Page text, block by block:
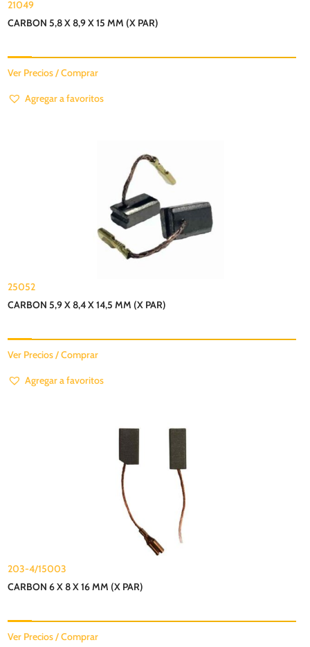
21049
CARBON 5,8 X 8,9 X 15 MM (X PAR)
Ver Precios / Comprar
Agregar a favoritos
25052
CARBON 5,9 X 8,4 X 14,5 MM (X PAR)
Ver Precios / Comprar
Agregar a favoritos
203-4/15003
CARBON 6 X 8 X 16 MM (X PAR)
Ver Precios / Comprar